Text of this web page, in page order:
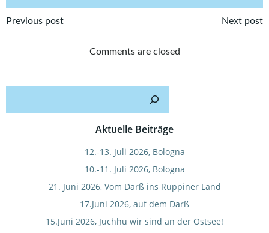
Post
navigation
Previous post
navigation
Next post
Comments are closed
Aktuelle Beiträge
12.-13. Juli 2026, Bologna
10.-11. Juli 2026, Bologna
21. Juni 2026, Vom Darß ins Ruppiner Land
17.Juni 2026, auf dem Darß
15.Juni 2026, Juchhu wir sind an der Ostsee!